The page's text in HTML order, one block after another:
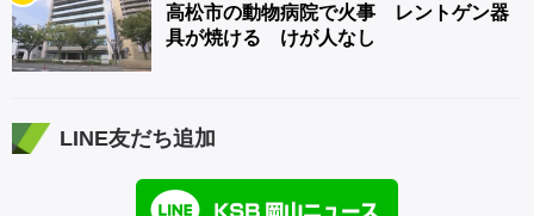
高松市の動物病院で火事 レントゲン器
具が焼ける けが人なし
LINE友だち追加